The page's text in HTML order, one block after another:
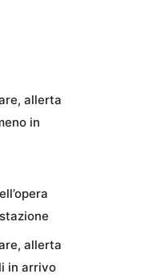
allerta
in
allerta
in arrivo